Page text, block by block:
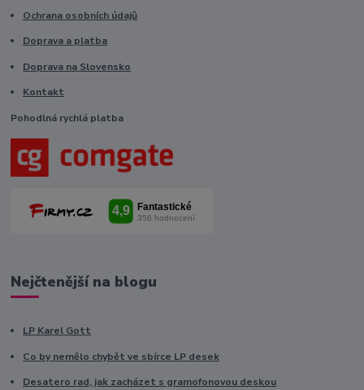
Ochrana osobních údajů
Doprava a platba
Doprava na Slovensko
Kontakt
Pohodlná rychlá platba
Nejčtenější na blogu
LP Karel Gott
Co by nemělo chybět ve sbírce LP desek
Desatero rad, jak zacházet s gramofonovou deskou